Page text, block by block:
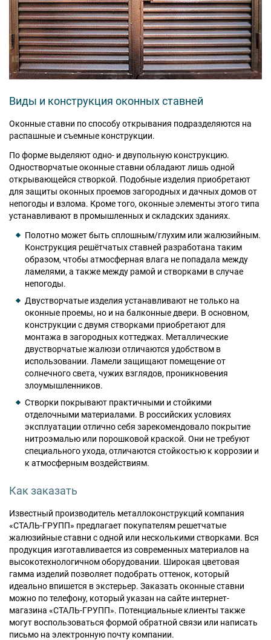
Виды и конструкция оконных ставней
Оконные ставни по способу открывания подразделяются на
распашные и съемные конструкции.
По форме выделяют одно- и двупольную конструкцию.
Одностворчатые оконные ставни обладают лишь одной
открывающейся створкой. Подобные изделия приобретают
для защиты оконных проемов загородных и дачных домов от
непогоды и взлома. Кроме того, оконные элементы этого типа
устанавливают в промышленных и складских зданиях.
Полотно может быть сплошным/глухим или жалюзийным.
Конструкция решётчатых ставней разработана таким
образом, чтобы атмосферная влага не попадала между
ламелями, а также между рамой и створками в случае
непогоды.
Двустворчатые изделия устанавливают не только на
оконные проемы, но и на балконные двери. В основном,
конструкции с двумя створками приобретают для
монтажа в загородных коттеджах. Металлические
двустворчатые жалюзи отличаются удобством в
использовании. Ламели защищают помещение от
солнечного света, чужих взглядов, проникновения
злоумышленников.
Створки покрывают практичными и стойкими
отделочными материалами. В российских условиях
эксплуатации отлично себя зарекомендовало покрытие
нитроэмалью или порошковой краской. Они не требуют
специального ухода, отличаются стойкостью к коррозии и
к атмосферным воздействиям.
Как заказать
Известный производитель металлоконструкций компания
«СТАЛЬ-ГРУПП» предлагает покупателям решетчатые
жалюзийные ставни с одной или несколькими створками. Вся
продукция изготавливается из современных материалов на
высокотехнологичном оборудовании. Широкая цветовая
гамма изделий позволяет подобрать оттенок, который
идеально впишется в экстерьер. Заказать оконные ставни
можно по телефону, который указан на сайте интернет-
магазина «СТАЛЬ-ГРУПП». Потенциальные клиенты также
могут воспользоваться формой обратной связи или написать
письмо на электронную почту компании.